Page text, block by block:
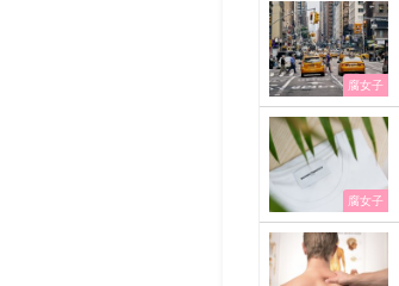
腐女子
腐女子